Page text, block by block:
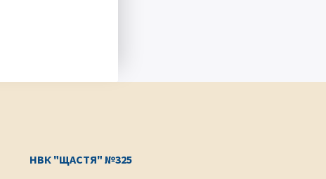
НВК "ЩАСТЯ" №325